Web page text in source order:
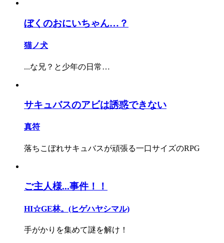
ぼくのおにいちゃん…？
猫ノ犬
...な兄？と少年の日常…
サキュバスのアビは誘惑できない
真符
落ちこぼれサキュバスが頑張る一口サイズのRPG
ご主人様...事件！！
HI☆GE林。(ヒゲハヤシマル)
手がかりを集めて謎を解け！